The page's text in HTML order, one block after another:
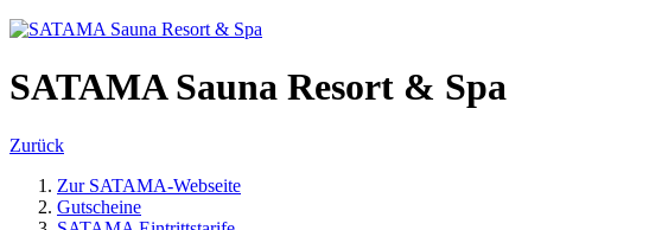
SATAMA Sauna Resort & Spa
Zurück
Zur SATAMA-Webseite
Gutscheine